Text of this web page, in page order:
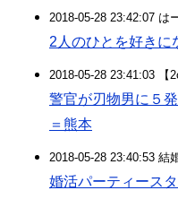
2018-05-28 23:42:07 は
2人のひとを好きに
2018-05-28 23:41:03 【
警官が刃物男に５
＝熊本
2018-05-28 23:40:53 結
婚活パーティース